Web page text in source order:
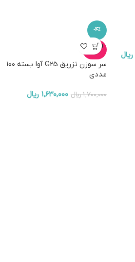
ریال
-4%
ناموجو
د
سر سوزن تزریق G25 آوا بسته 100
عددی
۱,۷۰۰,۰۰۰ریال ۱,۶۳۰,۰۰۰ ریال